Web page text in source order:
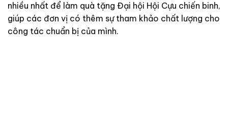
nhiều nhất để làm quà tặng Đại hội Hội Cựu chiến binh,
giúp các đơn vị có thêm sự tham khảo chất lượng cho
công tác chuẩn bị của mình.